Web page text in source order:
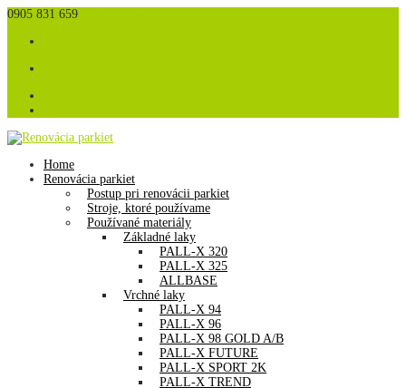
0905 831 659
Home
Renovácia parkiet
Postup pri renovácii parkiet
Stroje, ktoré používame
Používané materiály
Základné laky
PALL-X 320
PALL-X 325
ALLBASE
Vrchné laky
PALL-X 94
PALL-X 96
PALL-X 98 GOLD A/B
PALL-X FUTURE
PALL-X SPORT 2K
PALL-X TREND